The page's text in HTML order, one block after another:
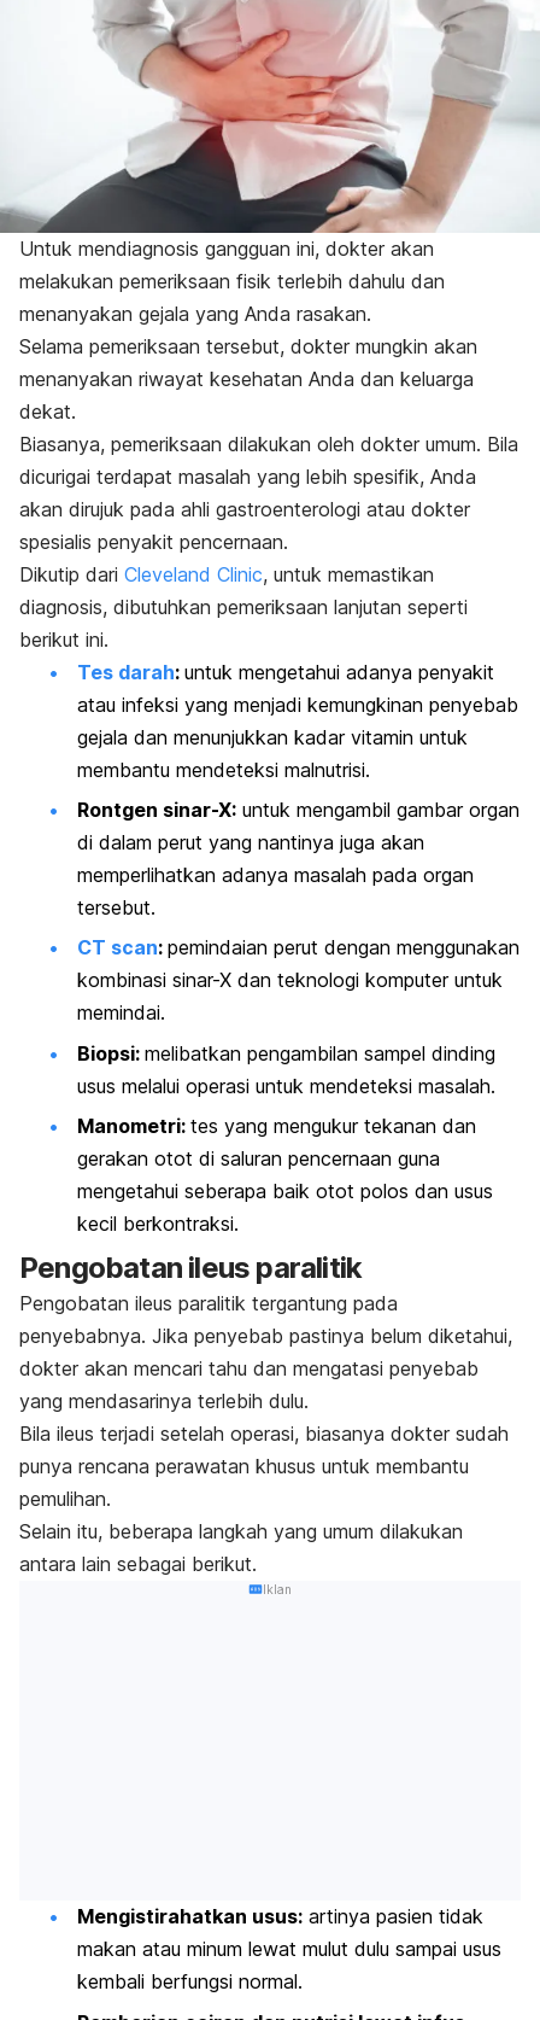
Untuk mendiagnosis gangguan ini, dokter akan
melakukan pemeriksaan fisik terlebih dahulu dan
menanyakan gejala yang Anda rasakan.
Selama pemeriksaan tersebut, dokter mungkin akan
menanyakan riwayat kesehatan Anda dan keluarga
dekat.
Biasanya, pemeriksaan dilakukan oleh dokter umum. Bila
dicurigai terdapat masalah yang lebih spesifik, Anda
akan dirujuk pada ahli gastroenterologi atau dokter
spesialis penyakit pencernaan.
Dikutip dari Cleveland Clinic, untuk memastikan
diagnosis, dibutuhkan pemeriksaan lanjutan seperti
berikut ini.
Tes darah: untuk mengetahui adanya penyakit
atau infeksi yang menjadi kemungkinan penyebab
gejala dan menunjukkan kadar vitamin untuk
membantu mendeteksi malnutrisi.
Rontgen sinar-X: untuk mengambil gambar organ
di dalam perut yang nantinya juga akan
memperlihatkan adanya masalah pada organ
tersebut.
CT scan: pemindaian perut dengan menggunakan
kombinasi sinar-X dan teknologi komputer untuk
memindai.
Biopsi: melibatkan pengambilan sampel dinding
usus melalui operasi untuk mendeteksi masalah.
Manometri: tes yang mengukur tekanan dan
gerakan otot di saluran pencernaan guna
mengetahui seberapa baik otot polos dan usus
kecil berkontraksi.
Pengobatan ileus paralitik
Pengobatan ileus paralitik tergantung pada
penyebabnya. Jika penyebab pastinya belum diketahui,
dokter akan mencari tahu dan mengatasi penyebab
yang mendasarinya terlebih dulu.
Bila ileus terjadi setelah operasi, biasanya dokter sudah
punya rencana perawatan khusus untuk membantu
pemulihan.
Selain itu, beberapa langkah yang umum dilakukan
antara lain sebagai berikut.
Iklan
Mengistirahatkan usus: artinya pasien tidak
makan atau minum lewat mulut dulu sampai usus
kembali berfungsi normal.